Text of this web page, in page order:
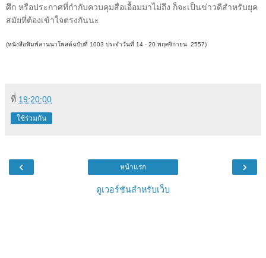
ศึก หรือประกาศที่กำกับควบคุมสื่อเอื้อมมาไม่ถึง ก็จะเป็นข่าวดีสำหรับยุค
สมัยที่ต้องเข้าใจตรงกันนะ
(หนังสือพิมพ์ลานนาโพสต์ฉบับที่ 1003 ประจำวันที่ 14 - 20 พฤศจิกายน 2557)
ที่ 19:20:00
ใช้ร่วมกัน
‹ ›
หน้าแรก
ดูเวอร์ชันสำหรับเว็บ